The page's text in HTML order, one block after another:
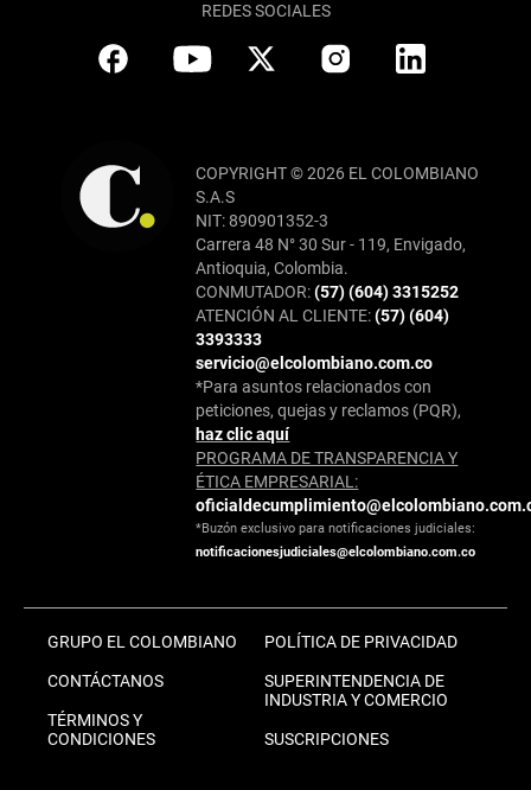
REDES SOCIALES
COPYRIGHT © 2026 EL COLOMBIANO
S.A.S
NIT: 890901352-3
Carrera 48 N° 30 Sur - 119, Envigado,
Antioquia, Colombia.
CONMUTADOR:(57) (604) 3315252
ATENCIÓN AL CLIENTE:(57) (604)
3393333
servicio@elcolombiano.com.co
*Para asuntos relacionados con
peticiones, quejas y reclamos (PQR),
haz clic aquí
PROGRAMA DE TRANSPARENCIA Y
ÉTICA EMPRESARIAL:
*Buzón exclusivo para notificaciones judiciales:
notificacionesjudiciales@elcolombiano.com.co
GRUPO EL COLOMBIANO
CONTÁCTANOS
TÉRMINOS Y
CONDICIONES
POLÍTICA DE PRIVACIDAD
SUPERINTENDENCIA DE
INDUSTRIA Y COMERCIO
SUSCRIPCIONES